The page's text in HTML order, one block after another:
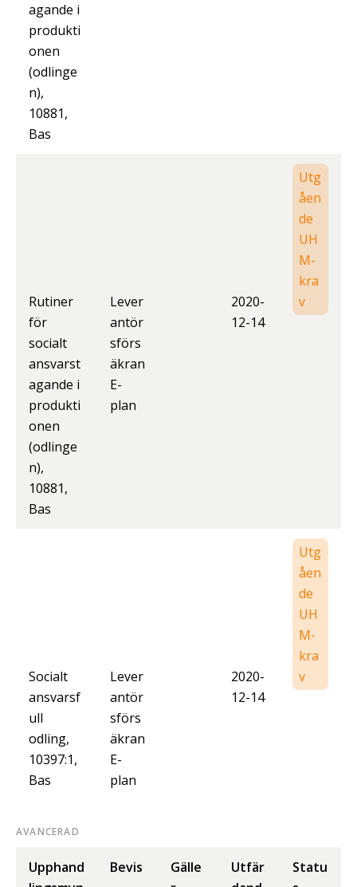
agande i
produkti
onen
(odlinge
n),
10881,
Bas
Rutiner
för
socialt
ansvarst
agande i
produkti
onen
(odlinge
n),
10881,
Bas
Lever
antör
sförs
äkran
E-
plan
2020-
12-14
Utg
åen
de
UH
M-
kra
v
Socialt
ansvarsf
ull
odling,
10397:1,
Bas
Lever
antör
sförs
äkran
E-
plan
2020-
12-14
Utg
åen
de
UH
M-
kra
v
AVANCERAD
Upphand
Bevis
Gälle
Utfär
Statu